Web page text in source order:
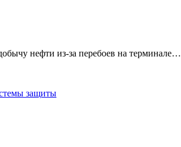
нефти из-за перебоев на терминале…
защиты